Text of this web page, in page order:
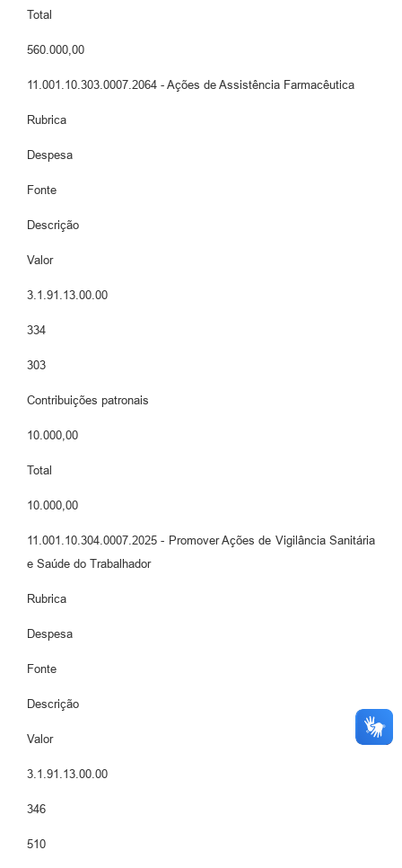
Total
560.000,00
11.001.10.303.0007.2064 - Ações de Assistência Farmacêutica
Rubrica
Despesa
Fonte
Descrição
Valor
3.1.91.13.00.00
334
303
Contribuições patronais
10.000,00
Total
10.000,00
11.001.10.304.0007.2025 - Promover Ações de Vigilância Sanitária
e Saúde do Trabalhador
Rubrica
Despesa
Fonte
Descrição
Valor
3.1.91.13.00.00
346
510